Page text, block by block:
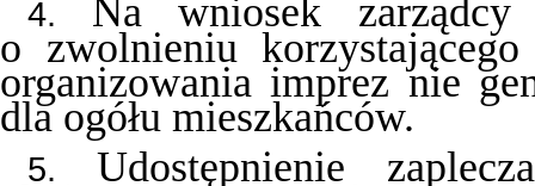
4. Na wniosek
o zwolnieniu
organizowania imprez nie
dla ogółu mieszkańców.
5. Udostępnienie